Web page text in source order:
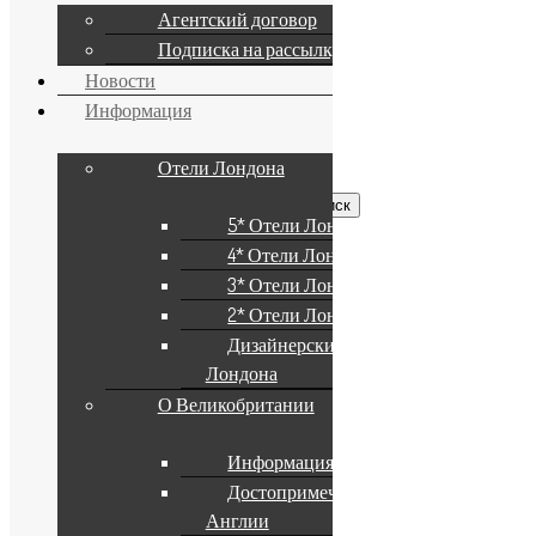
Полезное
Условия и положения
Политика конфиденциальности
Поиск по сайту
Информация
Подписка на рассылку
Карта сайта
Социальные сети
Разделы
Агентский договор
Подписка на рассылку
Новости
Информация
Отели Лондона
5* Отели Лондона
4* Отели Лондона
3* Отели Лондона
2* Отели Лондона
Дизайнерские Отели
Лондона
О Великобритании
Информация о стране
Достопримечательности
Англии